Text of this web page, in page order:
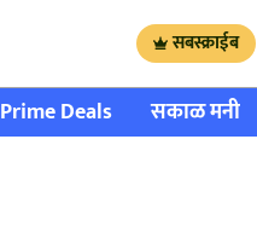
सबस्क्राईब
Prime Deals सकाळ मनी